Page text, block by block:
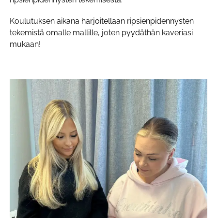
Koulutuksen aikana harjoitellaan ripsienpidennysten
tekemistä omalle mallille, joten pyydäthän kaveriasi
mukaan!